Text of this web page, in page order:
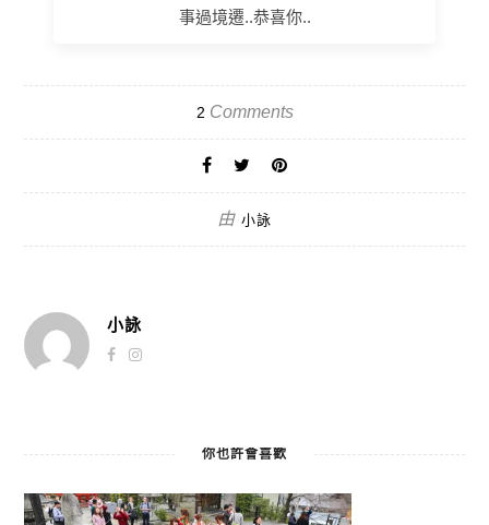
事過境遷..恭喜你..
2 Comments
由 小詠
小詠
你也許會喜歡